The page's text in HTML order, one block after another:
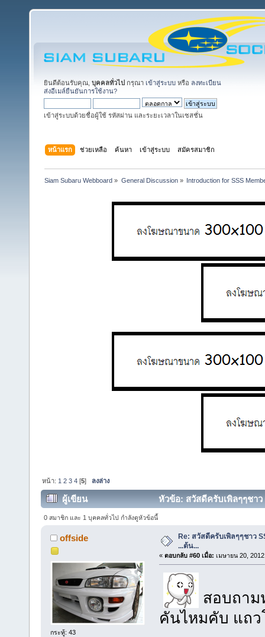
ยินดีต้อนรับคุณ, บุคคลทั่วไป กรุณา เข้าสู่ระบบ หรือ ลงทะเบียน
ส่งอีเมล์ยืนยันการใช้งาน?
เข้าสู่ระบบด้วยชื่อผู้ใช้ รหัสผ่าน และระยะเวลาในเซสชั่น
หน้าแรก ช่วยเหลือ ค้นหา เข้าสู่ระบบ สมัครสมาชิก
Siam Subaru Webboard » General Discussion» Introduction for SSS
หน้า: 1 2 3 4 [5] ลงล่าง
ผู้เขียน หัวข้อ: สวัสดีครับเพิลๆๆชา
0 สมาชิก และ 1 บุคคลทั่วไป กำลังดูหัวข้อนี้
offside
กระทู้: 43
Re: สวัสดีครับเพิลๆๆชาว
...ต้น...
« ตอบกลับ #60 เมื่อ: เมษายน 20,
สอบถาม
คันไหมคับ แถ